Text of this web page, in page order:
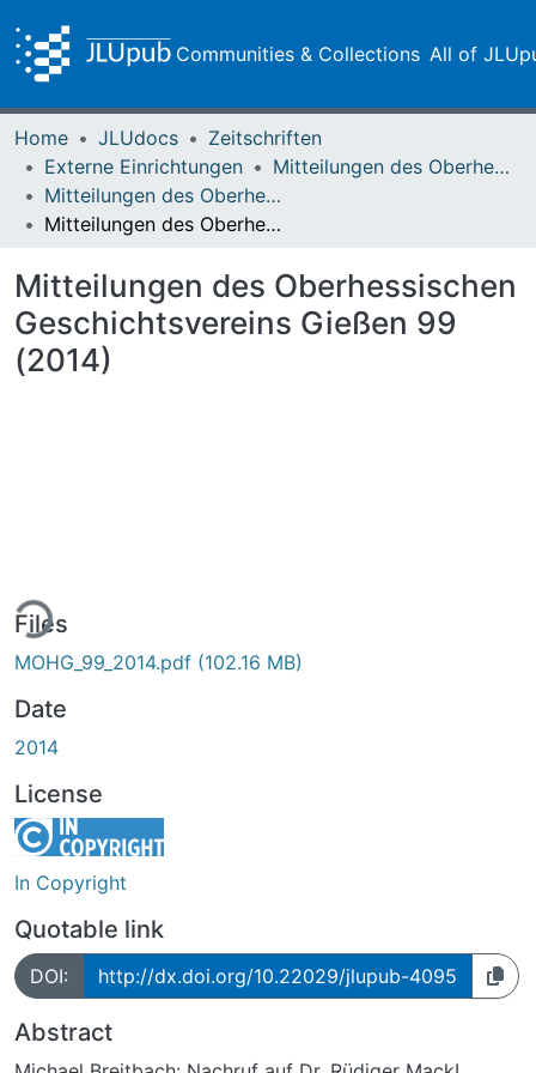
Communities & Collections All of
Home JLUdocs
Zeitschriften
Externe Einrichtungen
Mitteilungen des Oberhessischen Geschichtsvereins Gießen
Mitteilungen des Oberhessischen Geschichtsvereins Gießen Vol. 099 (2014)
Mitteilungen des Oberhessischen Geschichtsvereins Gießen 99 (2014)
Mitteilungen des Oberhessischen
Geschichtsvereins Gießen 99
(2014)
Files
MOHG_99_2014.pdf (102.16 MB)
Date
2014
License
In Copyright
Quotable link
DOI: http://dx.doi.org/10.22029/jlupub-4095
Abstract